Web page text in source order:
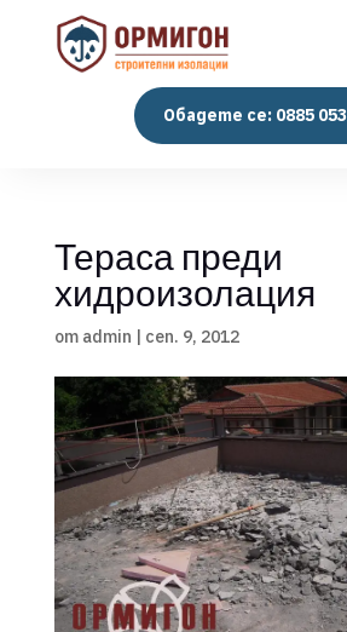
Обадете се: 0885
Тераса преди
хидроизолация
от admin | сеп. 9, 2012